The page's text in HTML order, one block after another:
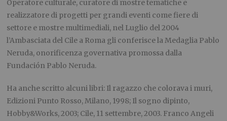
Operatore culturale, curatore di mostre tematiche e
realizzatore di progetti per grandi eventi come fiere di
settore e mostre multimediali, nel Luglio del 2004
l’Ambasciata del Cile a Roma gli conferisce la Medaglia Pablo
Neruda, onorificenza governativa promossa dalla
Fundación Pablo Neruda.
Ha anche scritto alcuni libri: Il ragazzo che colorava i muri,
Edizioni Punto Rosso, Milano, 1998; Il sogno dipinto,
Hobby&Works, 2003; Cile, 11 settembre, 2003. Franco Angeli